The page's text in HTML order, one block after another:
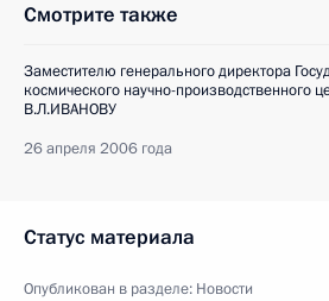
Смотрите также
Заместителю генерального директора
космического научно-производственного
В.Л.ИВАНОВУ
26 апреля 2006 года
Статус материала
Опубликован в разделе: Новости